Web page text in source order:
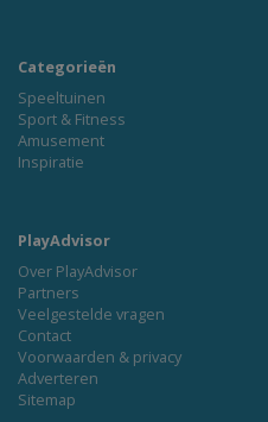
Categorieën
Speeltuinen
Sport & Fitness
Amusement
Inspiratie
PlayAdvisor
Over PlayAdvisor
Partners
Veelgestelde vragen
Contact
Voorwaarden & privacy
Adverteren
Sitemap